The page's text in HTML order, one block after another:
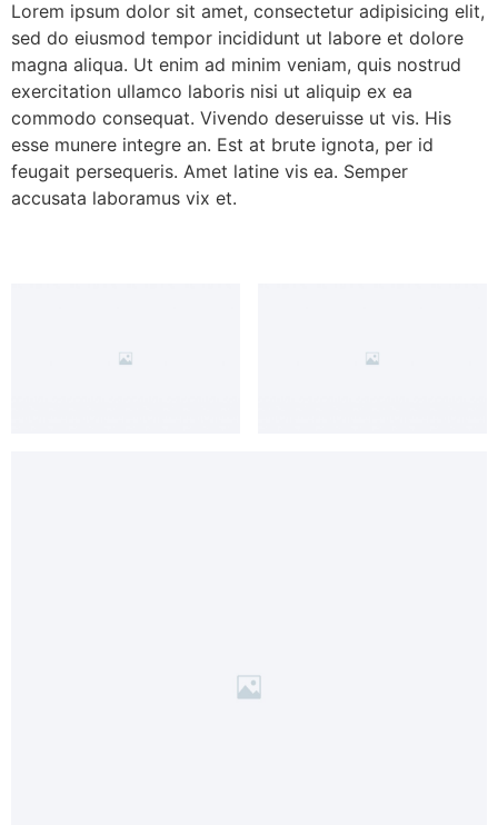
Lorem ipsum dolor sit amet, consectetur adipisicing elit,
sed do eiusmod tempor incididunt ut labore et dolore
magna aliqua. Ut enim ad minim veniam, quis nostrud
exercitation ullamco laboris nisi ut aliquip ex ea
commodo consequat. Vivendo deseruisse ut vis. His
esse munere integre an. Est at brute ignota, per id
feugait persequeris. Amet latine vis ea. Semper
accusata laboramus vix et.